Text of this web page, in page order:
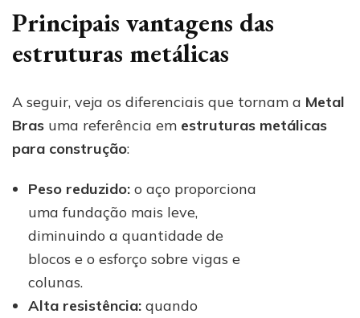
Principais vantagens das
estruturas metálicas
A seguir, veja os diferenciais que tornam a Metal
Bras uma referência em estruturas metálicas
para construção:
Peso reduzido: o aço proporciona
uma fundação mais leve,
diminuindo a quantidade de
blocos e o esforço sobre vigas e
colunas.
Alta resistência: quando